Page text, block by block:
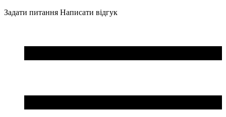
Задати питання Написати відгук